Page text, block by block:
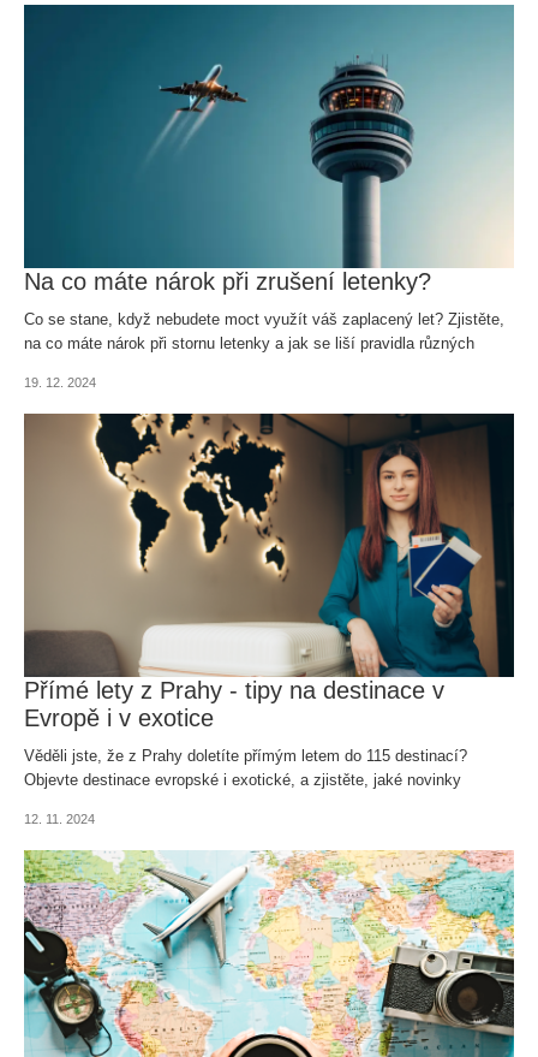
Na co máte nárok při zrušení letenky?
Co se stane, když nebudete moct využít váš zaplacený let? Zjistěte,
na co máte nárok při stornu letenky a jak se liší pravidla různých
19. 12. 2024
Přímé lety z Prahy - tipy na destinace v
Evropě i v exotice
Věděli jste, že z Prahy doletíte přímým letem do 115 destinací?
Objevte destinace evropské i exotické, a zjistěte, jaké novinky
12. 11. 2024